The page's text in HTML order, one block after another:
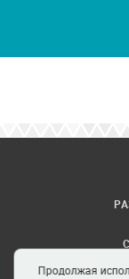
Продолжая